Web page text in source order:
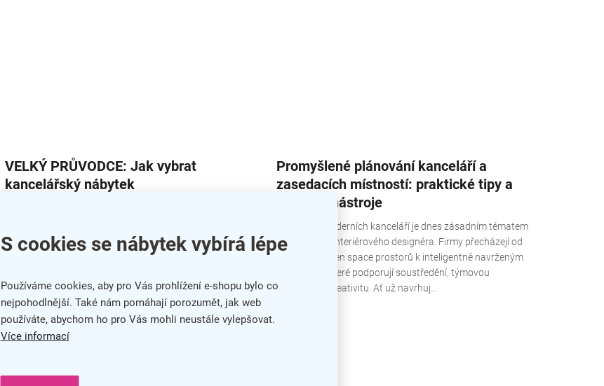
S cookies se nábytek vybírá lépe
Používáme cookies, aby pro Vás prohlížení e-shopu bylo co
nejpohodlnější. Také nám pomáhají porozumět, jak web
používáte, abychom ho pro Vás mohli neustále vylepšovat.
Více informací
VELKÝ PRŮVODCE: Jak vybrat
kancelářský nábytek
celé patro, vždy platí jedno: dobrý kancelářský nábytek dělá
rozdíl mezi „nějak to funguje“ a „pohodlí bez kompromisů“.
Promyšlené plánování kanceláří a
zasedacích místností: praktické tipy a
moderní nástroje
Plánování moderních kanceláří je dnes zásadním tématem
pro každého interiérového designéra. Firmy přecházejí od
klasických open space prostorů k inteligentně navrženým
kancelářím, které podporují soustředění, týmovou
spolupráci i kreativitu. Ať už navrhuj...